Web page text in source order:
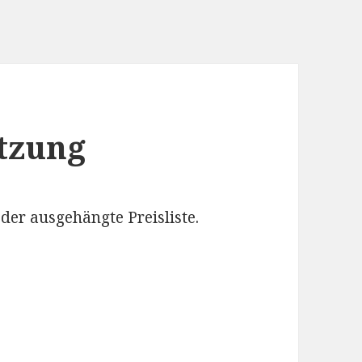
ausgehängte Preisliste.